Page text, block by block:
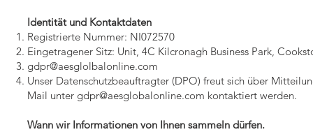
Identität und Kontaktdaten
Registrierte Nummer: NI072570
Eingetragener Sitz: Unit, 4C Kilcronagh Business Park,
gdpr@aesglolbalonline.com
Unser Datenschutzbeauftragter (DPO) freut sich über
Mail unter gdpr@aesglobalonline.com kontaktiert werden.
Wann wir Informationen von Ihnen sammeln dürfen.